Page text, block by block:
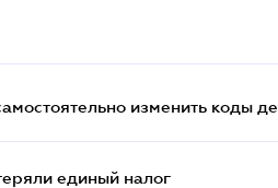
изменить коды
единый налог